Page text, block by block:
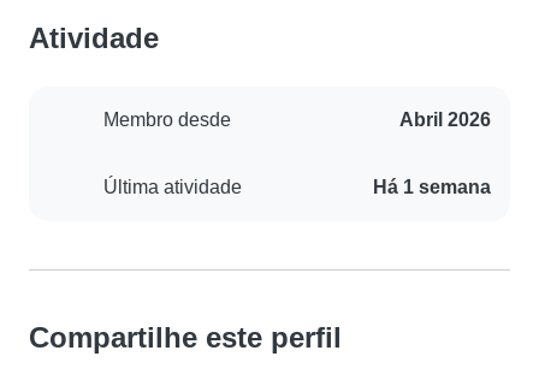
Atividade
Membro desde Abril 2026
Última atividade Há 1 semana
Compartilhe este perfil